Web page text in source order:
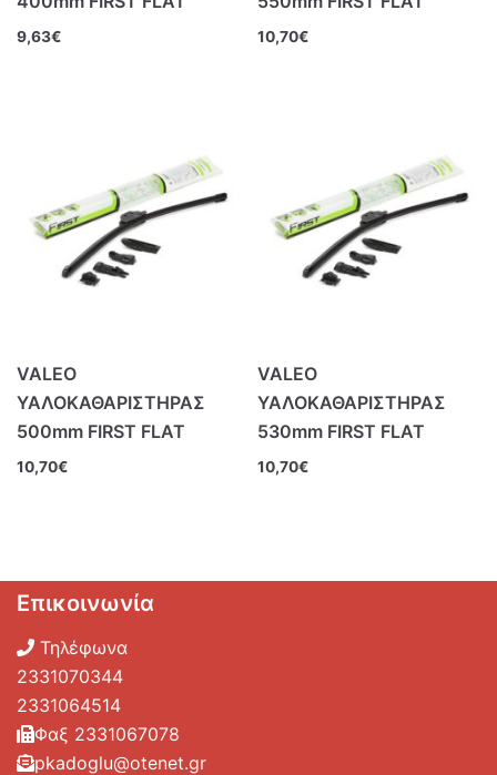
9,63€ 10,70€
VALEO
ΥΑΛΟΚΑΘΑΡΙΣΤΗΡΑΣ
500mm FIRST FLAT
10,70€
VALEO
ΥΑΛΟΚΑΘΑΡΙΣΤΗΡΑΣ
530mm FIRST FLAT
10,70€
Επικοινωνία
Τηλέφωνα
2331070344
2331064514
Φαξ 2331067078
pkadoglu@otenet.gr